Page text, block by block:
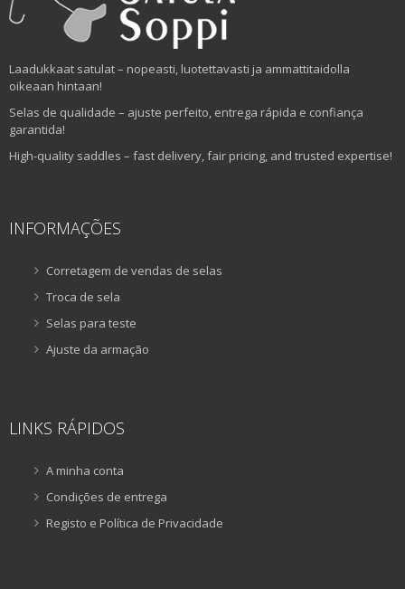
Laadukkaat satulat – nopeasti, luotettavasti ja ammattitaidolla
oikeaan hintaan!
Selas de qualidade – ajuste perfeito, entrega rápida e confiança
garantida!
High-quality saddles – fast delivery, fair pricing, and trusted expertise!
INFORMAÇÕES
Corretagem de vendas de selas
Troca de sela
Selas para teste
Ajuste da armação
LINKS RÁPIDOS
A minha conta
Condições de entrega
Registo e Política de Privacidade